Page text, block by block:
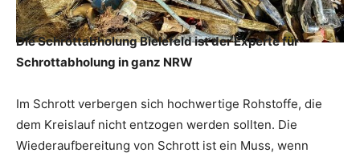
Die Schrottabholung Bielefeld ist der Experte für
Schrottabholung in ganz NRW
Im Schrott verbergen sich hochwertige Rohstoffe, die
dem Kreislauf nicht entzogen werden sollten. Die
Wiederaufbereitung von Schrott ist ein Muss, wenn